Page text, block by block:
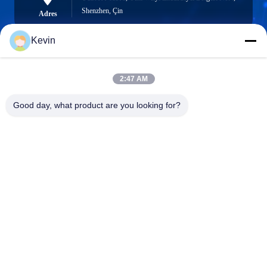
Adres
Shenzhen, Çin
info@seethrulcd.com
Kevin
2:47 AM
Good day, what product are you looking for?